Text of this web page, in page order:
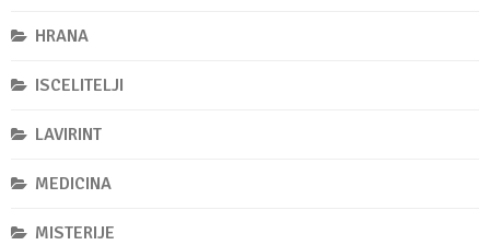
HRANA
ISCELITELJI
LAVIRINT
MEDICINA
MISTERIJE